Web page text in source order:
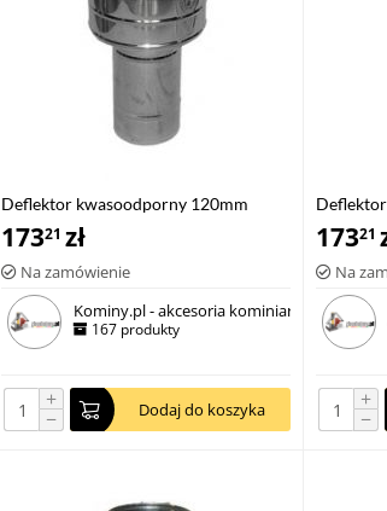
Deflektor kwasoodporny 120mm
17321 zł
Na zamówienie
Kominy.pl - akcesoria kominiarskie
167 produkty
+
− Dodaj do koszyka
17321
Na
+
−